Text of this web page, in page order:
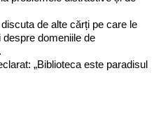
de alte cărți pe care le
domeniile de
„Biblioteca este paradisul